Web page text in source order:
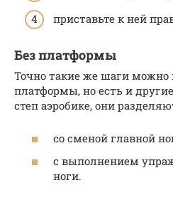
приставьте к ней
Без платформы
Точно такие же шаги можно
платформы, но есть и
степ аэробике, они
со сменой главной
с выполнением
ноги.